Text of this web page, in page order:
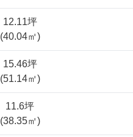
12.11坪
(40.04㎡)
15.46坪
(51.14㎡)
11.6坪
(38.35㎡)